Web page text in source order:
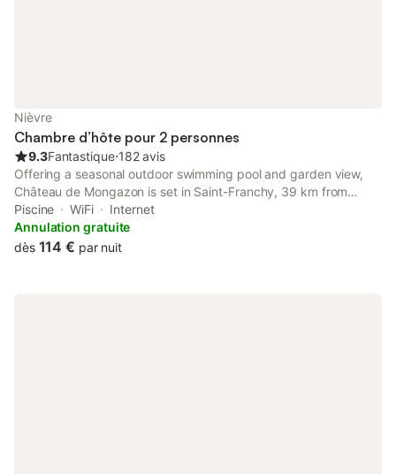
Nièvre
Chambre d’hôte pour 2 personnes
9.3Fantastique⋅182 avis
Offering a seasonal outdoor swimming pool and garden view,
Château de Mongazon is set in Saint-Franchy, 39 km from
Ducal Palace of Nevers and 40 km from Nevers Train Station.
Piscine WiFi
Internet
Annulation gratuite
dès 114 € par nuit